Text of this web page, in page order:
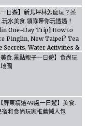
一日遊】新北坪林怎麼玩？茶
玩水美食.領隊帶你玩透透！
One-Day Trip] How to
Pinglin, New Taipei? Tea
Secrets, Water Activities &
Let the guide take you
it all!
美食.景點親子一日遊】食尚玩
圖
屏東精選49處一日遊】美食.
宿和食尚玩家推薦懶人包